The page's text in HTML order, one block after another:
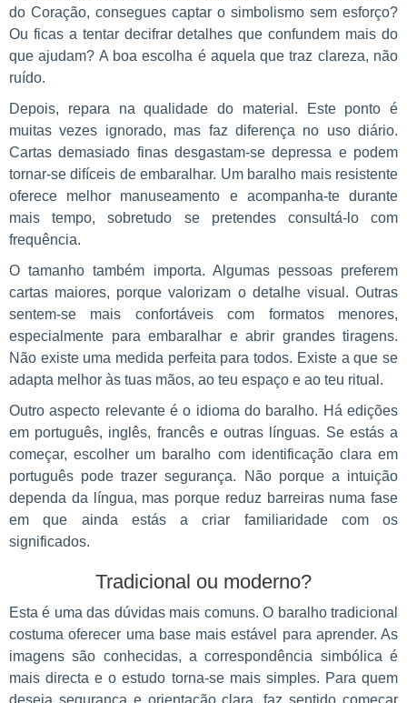
do Coração, consegues captar o simbolismo sem esforço?
Ou ficas a tentar decifrar detalhes que confundem mais do
que ajudam? A boa escolha é aquela que traz clareza, não
ruído.
Depois, repara na qualidade do material. Este ponto é
muitas vezes ignorado, mas faz diferença no uso diário.
Cartas demasiado finas desgastam-se depressa e podem
tornar-se difíceis de embaralhar. Um baralho mais resistente
oferece melhor manuseamento e acompanha-te durante
mais tempo, sobretudo se pretendes consultá-lo com
frequência.
O tamanho também importa. Algumas pessoas preferem
cartas maiores, porque valorizam o detalhe visual. Outras
sentem-se mais confortáveis com formatos menores,
especialmente para embaralhar e abrir grandes tiragens.
Não existe uma medida perfeita para todos. Existe a que se
adapta melhor às tuas mãos, ao teu espaço e ao teu ritual.
Outro aspecto relevante é o idioma do baralho. Há edições
em português, inglês, francês e outras línguas. Se estás a
começar, escolher um baralho com identificação clara em
português pode trazer segurança. Não porque a intuição
dependa da língua, mas porque reduz barreiras numa fase
em que ainda estás a criar familiaridade com os
significados.
Tradicional ou moderno?
Esta é uma das dúvidas mais comuns. O baralho tradicional
costuma oferecer uma base mais estável para aprender. As
imagens são conhecidas, a correspondência simbólica é
mais directa e o estudo torna-se mais simples. Para quem